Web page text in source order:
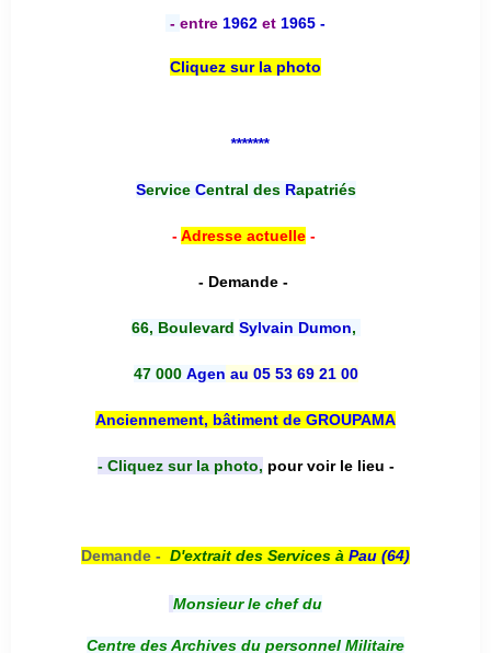
- entre 1962 et 1965 -
Cliquez sur la photo
*******
Service Central desRapatriés
-Adresse actuelle-
- Demande -
66, Boulevard Sylvain Dumon,
47 000 Agen au 05 53 69 21 00
Anciennement, bâtiment de GROUPAMA
- Cliquez sur la photo, pour voir le lieu -
Demande - D'extrait des Services à Pau (64)
Monsieur le chef du
Centre des Archives du personnel Militaire